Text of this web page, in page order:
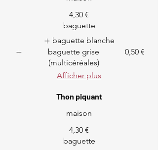
4,30 €
baguette
baguette blanche
baguette grise
(multicéréales)
0,50 €
Afficher plus
Thon piquant
maison
4,30 €
baguette